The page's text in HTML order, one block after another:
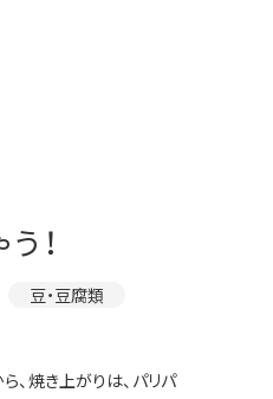
！
豆・豆腐類
、焼き上がりは、パリパ